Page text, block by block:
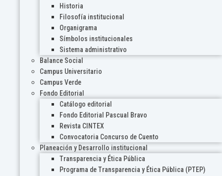
Historia
Filosofía institucional
Organigrama
Símbolos institucionales
Sistema administrativo
Balance Social
Campus Universitario
Campus Verde
Fondo Editorial
Catálogo editorial
Fondo Editorial Pascual Bravo
Revista CINTEX
Convocatoria Concurso de Cuento
Planeación y Desarrollo institucional
Transparencia y Ética Pública
Programa de Transparencia y Ética Pública (PTEP)